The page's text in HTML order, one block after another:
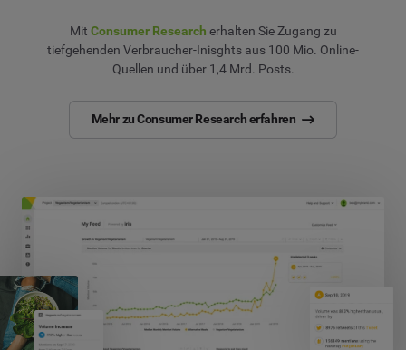
Mit Consumer Research erhalten Sie Zugang zu
tiefgehenden Verbraucher-Inisghts aus 100 Mio. Online-
Quellen und über 1,4 Mrd. Posts.
Mehr zu Consumer Research erfahren